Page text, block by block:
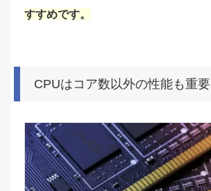
すすめです。
CPUはコア数以外の性能も重要